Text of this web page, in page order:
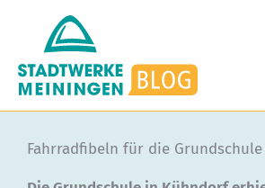
springen
Fahrradfibeln für die Grundschule